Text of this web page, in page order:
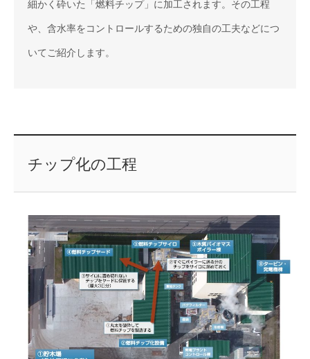
細かく砕いた「燃料チップ」に加工されます。その工程
や、含水率をコントロールするための独自の工夫などにつ
いてご紹介します。
チップ化の工程